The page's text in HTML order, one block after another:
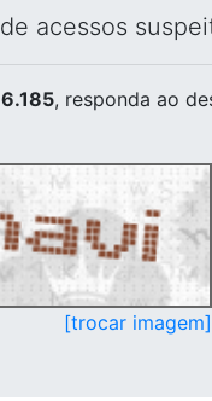
acessos
, responda ao
[trocar imagem]